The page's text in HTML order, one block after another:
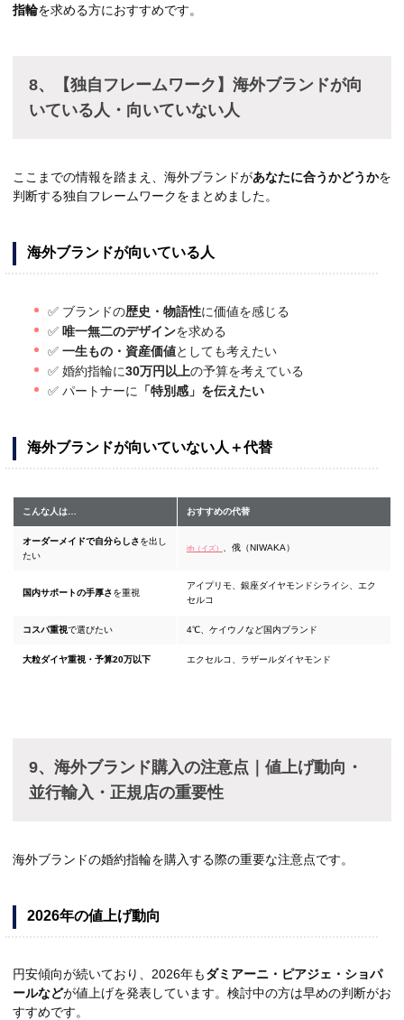
指輪を求める方におすすめです。
8、【独自フレームワーク】海外ブランドが向
いている人・向いていない人
ここまでの情報を踏まえ、海外ブランドがあなたに合うかどうかを
判断する独自フレームワークをまとめました。
海外ブランドが向いている人
✅ ブランドの歴史・物語性に価値を感じる
✅ 唯一無二のデザインを求める
✅ 一生もの・資産価値としても考えたい
✅ 婚約指輪に30万円以上の予算を考えている
✅ パートナーに
「特別感」を伝えたい
海外ブランドが向いていない人＋代替
こんな人は… おすすめの代替
オーダーメイドで自分らしさを出し
たい
ith（イズ） 、俄（NIWAKA）
国内サポートの手厚さを重視
アイプリモ、銀座ダイヤモンドシライシ、エク
セルコ
コスパ重視で選びたい 4℃、ケイウノなど国内ブランド
大粒ダイヤ重視・予算20万以下 エクセルコ、ラザールダイヤモンド
9、海外ブランド購入の注意点｜値上げ動向・
並行輸入・正規店の重要性
海外ブランドの婚約指輪を購入する際の重要な注意点です。
2026年の値上げ動向
円安傾向が続いており、2026年もダミアーニ・ピアジェ・ショパ
ールなどが値上げを発表しています。検討中の方は早めの判断がお
すすめです。